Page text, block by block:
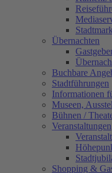
Übernachten
Buchbare
Stadtführungen
Informationen
Museen,
Bühnen /
Veranstaltungen
Shopping &